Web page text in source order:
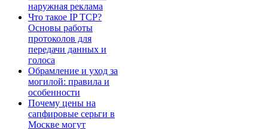
наружная реклама
Что такое IP TCP?
Основы работы
протоколов для
передачи данных и
голоса
Обрамление и уход за
могилой: правила и
особенности
Почему цены на
сапфировые серьги в
Москве могут